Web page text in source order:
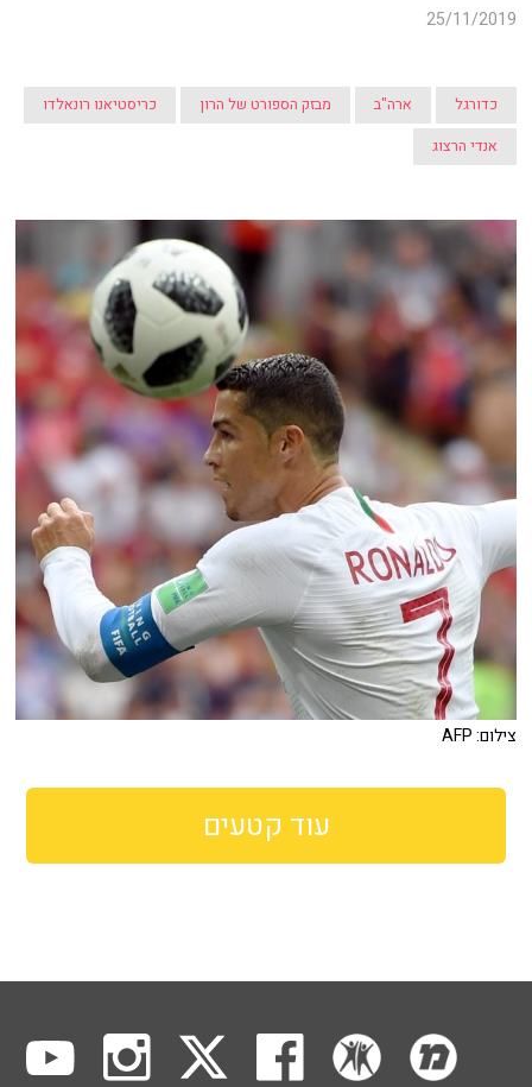
25/11/2019
כדורגל ארה"ב מבזק הספורט של הרון
כריסטיאנו רונאלדו
אנדי הרצוג
צילום: AFP
עוד קטעים